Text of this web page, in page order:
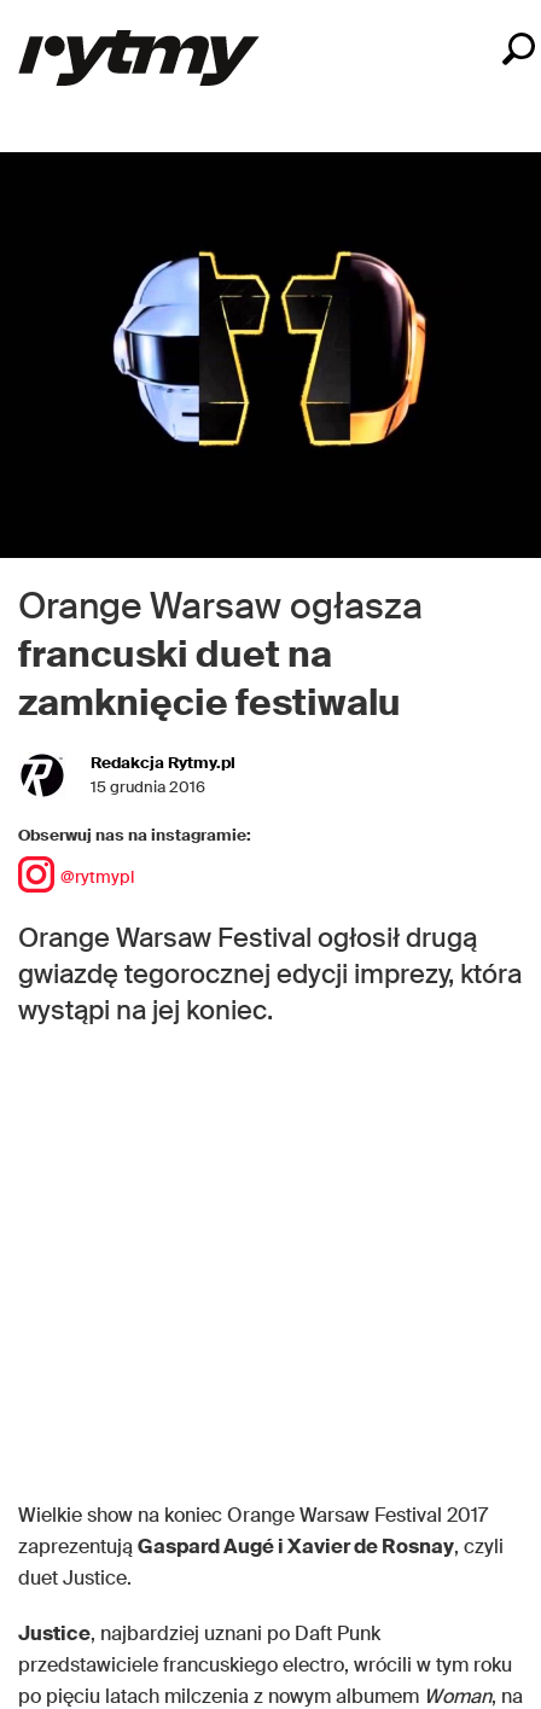
Orange Warsaw ogłasza
francuski duet na
zamknięcie festiwalu
Redakcja Rytmy.pl
15 grudnia 2016
Obserwuj nas na instagramie:
@rytmypl
Orange Warsaw Festival ogłosił drugą
gwiazdę tegorocznej edycji imprezy, która
wystąpi na jej koniec.
Wielkie show na koniec Orange Warsaw Festival 2017
zaprezentująGaspard Augé i Xavier de Rosnay, czyli
duet Justice.
Justice, najbardziej uznani po Daft Punk
przedstawiciele francuskiego electro, wrócili w tym roku
po pięciu latach milczenia z nowym albumem Woman, na